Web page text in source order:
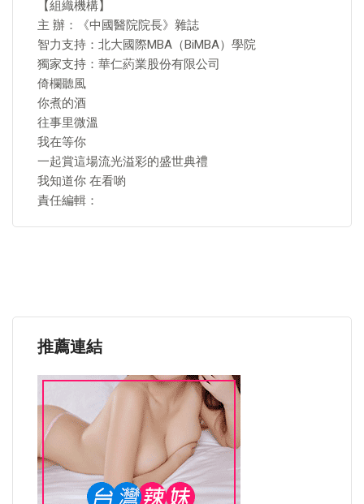
【組織機構】
主 辦：《中國醫院院長》雜誌
智力支持：北大國際MBA（BiMBA）學院
獨家支持：華仁葯業股份有限公司
倚欄聽風
你煮的酒
往事里微溫
我在等你
一起賞這場流光溢彩的盛世典禮
我知道你 在看喲
責任編輯：
推薦連結